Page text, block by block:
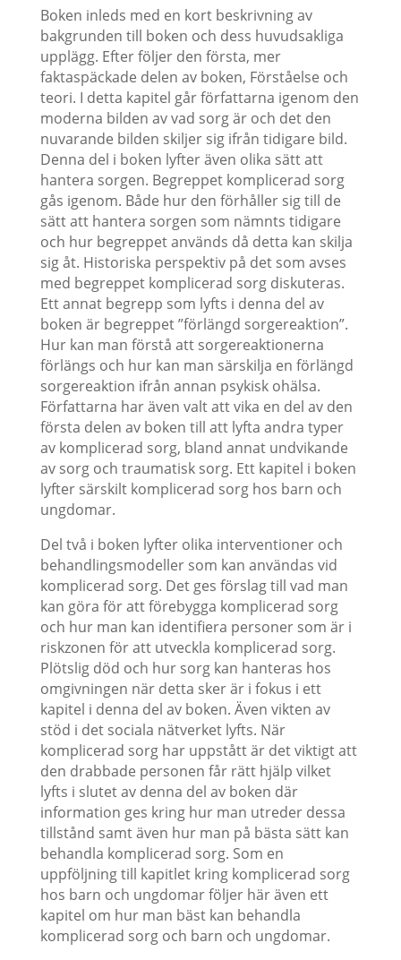
Boken inleds med en kort beskrivning av
bakgrunden till boken och dess huvudsakliga
upplägg. Efter följer den första, mer
faktaspäckade delen av boken, Förståelse och
teori. I detta kapitel går författarna igenom den
moderna bilden av vad sorg är och det den
nuvarande bilden skiljer sig ifrån tidigare bild.
Denna del i boken lyfter även olika sätt att
hantera sorgen. Begreppet komplicerad sorg
gås igenom. Både hur den förhåller sig till de
sätt att hantera sorgen som nämnts tidigare
och hur begreppet används då detta kan skilja
sig åt. Historiska perspektiv på det som avses
med begreppet komplicerad sorg diskuteras.
Ett annat begrepp som lyfts i denna del av
boken är begreppet ”förlängd sorgereaktion”.
Hur kan man förstå att sorgereaktionerna
förlängs och hur kan man särskilja en förlängd
sorgereaktion ifrån annan psykisk ohälsa.
Författarna har även valt att vika en del av den
första delen av boken till att lyfta andra typer
av komplicerad sorg, bland annat undvikande
av sorg och traumatisk sorg. Ett kapitel i boken
lyfter särskilt komplicerad sorg hos barn och
ungdomar.
Del två i boken lyfter olika interventioner och
behandlingsmodeller som kan användas vid
komplicerad sorg. Det ges förslag till vad man
kan göra för att förebygga komplicerad sorg
och hur man kan identifiera personer som är i
riskzonen för att utveckla komplicerad sorg.
Plötslig död och hur sorg kan hanteras hos
omgivningen när detta sker är i fokus i ett
kapitel i denna del av boken. Även vikten av
stöd i det sociala nätverket lyfts. När
komplicerad sorg har uppstått är det viktigt att
den drabbade personen får rätt hjälp vilket
lyfts i slutet av denna del av boken där
information ges kring hur man utreder dessa
tillstånd samt även hur man på bästa sätt kan
behandla komplicerad sorg. Som en
uppföljning till kapitlet kring komplicerad sorg
hos barn och ungdomar följer här även ett
kapitel om hur man bäst kan behandla
komplicerad sorg och barn och ungdomar.